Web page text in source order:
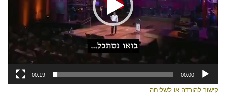
00:00
00:19
קישור להורדה או לשליחה